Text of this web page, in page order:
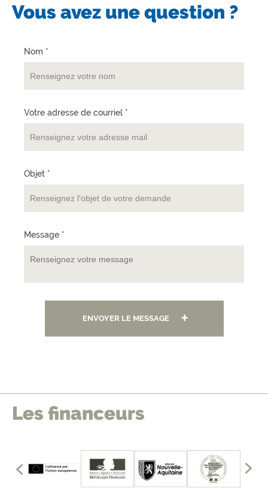
Vous avez une question ?
Nom *
Votre adresse de courriel *
Objet *
Message *
ENVOYER LE MESSAGE
Les financeurs
les